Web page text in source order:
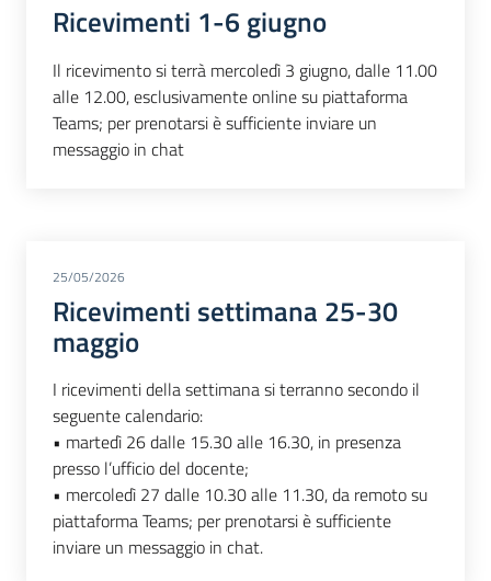
Ricevimenti 1-6 giugno
Il ricevimento si terrà mercoledì 3 giugno, dalle 11.00
alle 12.00, esclusivamente online su piattaforma
Teams; per prenotarsi è sufficiente inviare un
messaggio in chat
25/05/2026
Ricevimenti settimana 25-30
maggio
I ricevimenti della settimana si terranno secondo il
seguente calendario:
• martedì 26 dalle 15.30 alle 16.30, in presenza
presso l’ufficio del docente;
• mercoledì 27 dalle 10.30 alle 11.30, da remoto su
piattaforma Teams; per prenotarsi è sufficiente
inviare un messaggio in chat.